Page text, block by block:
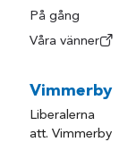
På gång
Våra vänner
Vimmerby
Liberalerna
att. Vimmerby